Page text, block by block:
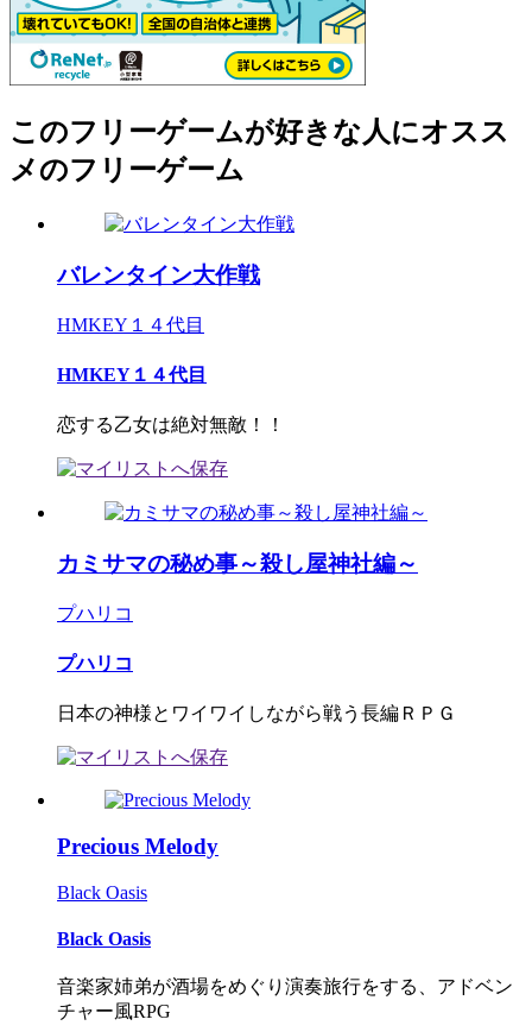
このフリーゲームが好きな人にオスス
メのフリーゲーム
バレンタイン大作戦
HMKEY１４代目
HMKEY１４代目
恋する乙女は絶対無敵！！
カミサマの秘め事～殺し屋神社編～
プハリコ
プハリコ
日本の神様とワイワイしながら戦う長編ＲＰＧ
Precious Melody
Black Oasis
Black Oasis
音楽家姉弟が酒場をめぐり演奏旅行をする、アドベン
チャー風RPG